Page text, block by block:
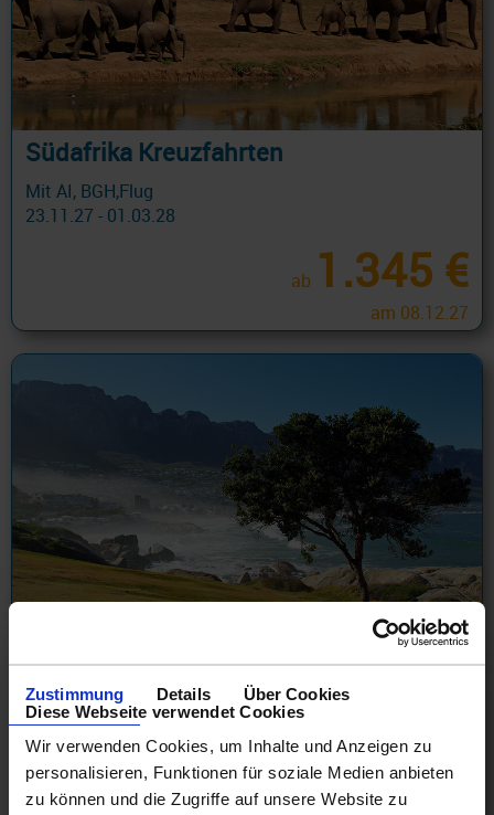
Zustimmung Details
Über Cookies
Diese Webseite verwendet Cookies
Wir verwenden Cookies, um Inhalte und Anzeigen zu
personalisieren, Funktionen für soziale Medien anbieten
zu können und die Zugriffe auf unsere Website zu
Südafrika Kreuzfahrten
Mit AI, BGH,Flug
23.11.27 - 01.03.28
ab 1.345 €
am 08.12.27
01.11.26 - 15.03.28
ab1.380 €